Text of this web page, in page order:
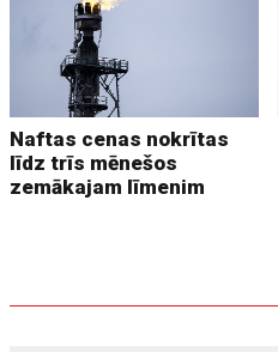
Naftas cenas nokrītas
līdz trīs mēnešos
zemākajam līmenim